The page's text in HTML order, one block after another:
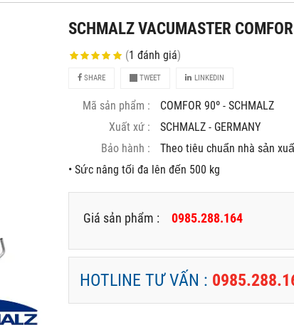
SCHMALZ VACUMASTER
(1đánh giá)
SHARE TWEET LINKEDIN
Mã sản phẩm :
COMFOR 90º - SCHMALZ
Xuất xứ :
SCHMALZ - GERMANY
Bảo hành :
Theo tiêu chuẩn nhà sản
• Sức nâng tối đa lên đến 500 kg
Giá sản phẩm : 0985.288.164
HOTLINE TƯ VẤN :